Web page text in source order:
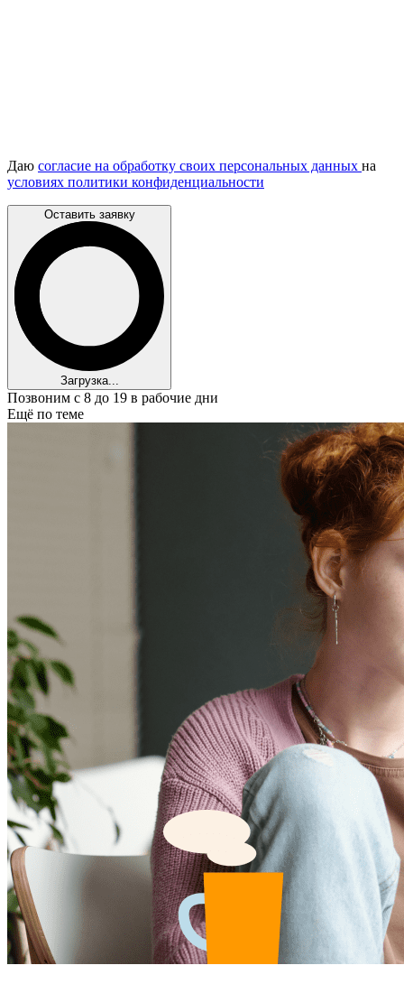
Даю согласие на обработку своих персональных данных на
условиях политики конфиденциальности
Оставить заявку
Загрузка...
Позвоним с 8 до 19 в рабочие дни
Ещё по теме